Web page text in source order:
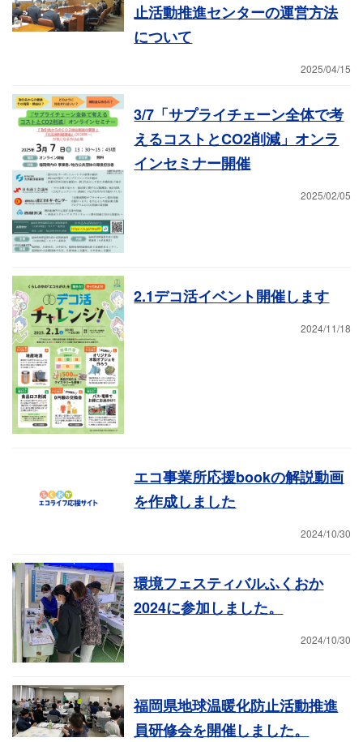
止活動推進センターの運営方法
について
2025/04/15
3/7「サプライチェーン全体で考
えるコストとCO2削減」オンラ
インセミナー開催
2025/02/05
2.1デコ活イベント開催します
2024/11/18
エコ事業所応援bookの解説動画
を作成しました
2024/10/30
環境フェスティバルふくおか
2024に参加しました。
2024/10/30
福岡県地球温暖化防止活動推進
員研修会を開催しました。